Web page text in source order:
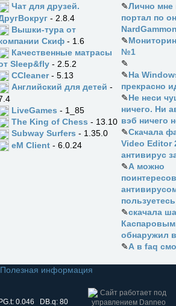
Чат для друзей.
- 2.8.4
Вышки-тура от
Скиф - 1.6
Качественные матрасы
Sleep&fly - 2.5.2
CCleaner- 5.13
Английский для детей -
LiveGames - 1_85
The King of Chess - 13.10
Subway Surfers - 1.35.0
eM Client - 6.0.24
✎Лично мне
портал по
✎
№1
✎
✎На
прекрасно
✎Не неси
ничего. Ни
вэб ничего
✎Скачала
Video Editor
антивирус
✎А можно
✎скачала
обнаружил
✎А в faq
Полезная информация
0.046 DB.q: 80